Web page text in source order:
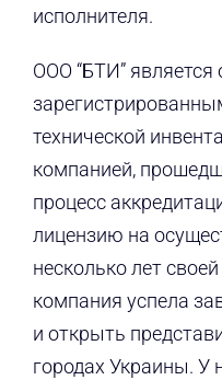
исполнителя.
ООО “БТИ”
технической
компанией,
процесс
лицензию на
несколько лет
компания успела
и открыть
городах Украины. У